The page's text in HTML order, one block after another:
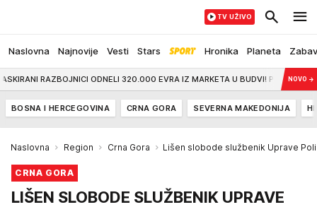
Naslovna Najnovije Vesti Stars Hronika Planeta
TV UŽIVO
RAZBOJNICI ODNELI 320.000 EVRA IZ MARKETA U BUDVI! Pištoljem NOVO →
BOSNA I HERCEGOVINA CRNA GORA SEVERNA MAKEDONIJA
Naslovna Region Crna Gora Lišen slobode službenik Uprave
CRNA GORA
LIŠEN SLOBODE SLUŽBENIK UPRAVE